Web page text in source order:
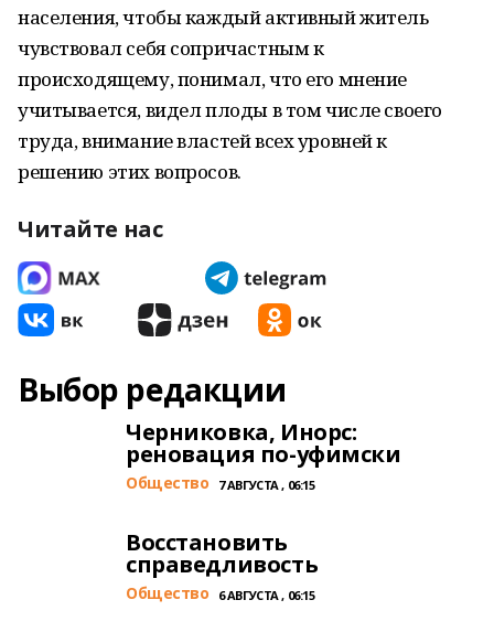
населения, чтобы каждый активный житель
чувствовал себя сопричастным к
происходящему, понимал, что его мнение
учитывается, видел плоды в том числе своего
труда, внимание властей всех уровней к
решению этих вопросов.
Читайте нас
Выбор редакции
Черниковка, Инорс:
реновация по-уфимски
Общество 7 АВГУСТА , 06:15
Восстановить
справедливость
Общество 6 АВГУСТА , 06:15